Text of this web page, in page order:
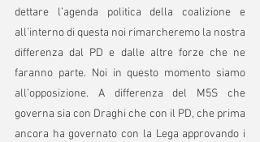
dettare l’agenda politica della coalizione e
all’interno di questa noi rimarcheremo la nostra
differenza dal PD e dalle altre forze che ne
faranno parte. Noi in questo momento siamo
all’opposizione. A differenza del M5S che
governa sia con Draghi che con il PD, che prima
ancora ha governato con la Lega approvando i